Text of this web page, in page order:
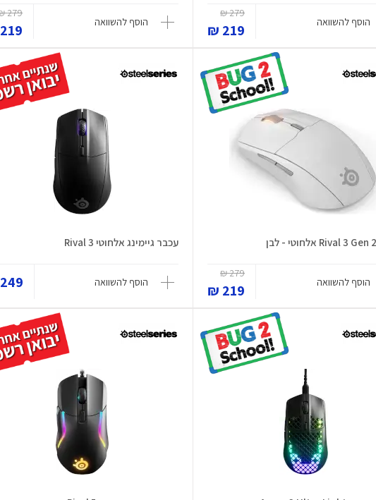
הוסף להשוואה
279 ₪
219 ₪ הוסף להשוואה
279 ₪
219 ₪
הוסף להשוואה
279 ₪
219 ₪
עכבר גיימינג אלחוטי Rival 3
הוסף להשוואה 249 ₪